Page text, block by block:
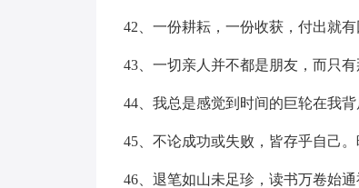
42、一份耕耘，一份收获，付出就
43、一切亲人并不都是朋友，而只
44、我总是感觉到时间的巨轮在我
45、不论成功或失败，皆存乎自己。
46、退笔如山未足珍，读书万卷始通